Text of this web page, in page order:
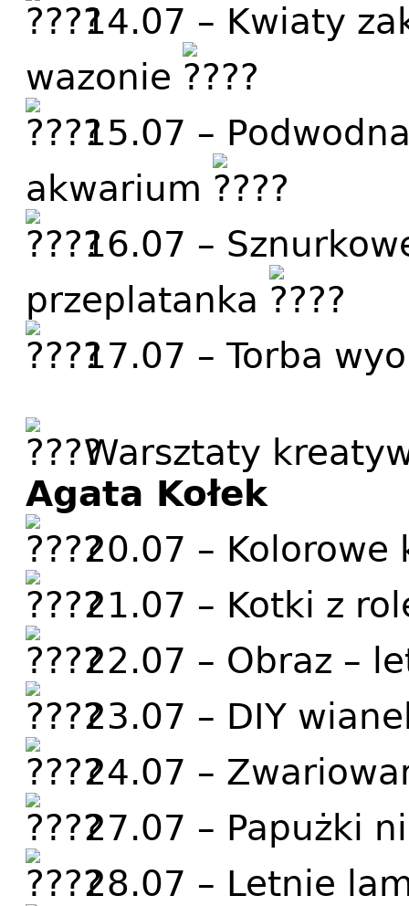
14.07 – Kwiaty
wazonie
15.07 –
akwarium
16.07 –
przeplatanka
17.07 – Torba
Warsztaty
Agata Kołek
20.07 – Kolorowe
21.07 – Kotki z
22.07 – Obraz –
23.07 – DIY
24.07 –
27.07 – Papużki
28.07 – Letnie